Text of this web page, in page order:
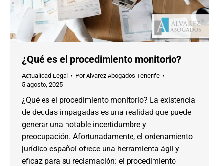
¿Qué es el procedimiento monitorio?
Actualidad Legal PorAlvarez Abogados Tenerife
5 agosto, 2025
¿Qué es el procedimiento monitorio? La existencia
de deudas impagadas es una realidad que puede
generar una notable incertidumbre y
preocupación. Afortunadamente, el ordenamiento
jurídico español ofrece una herramienta ágil y
eficaz para su reclamación: el procedimiento